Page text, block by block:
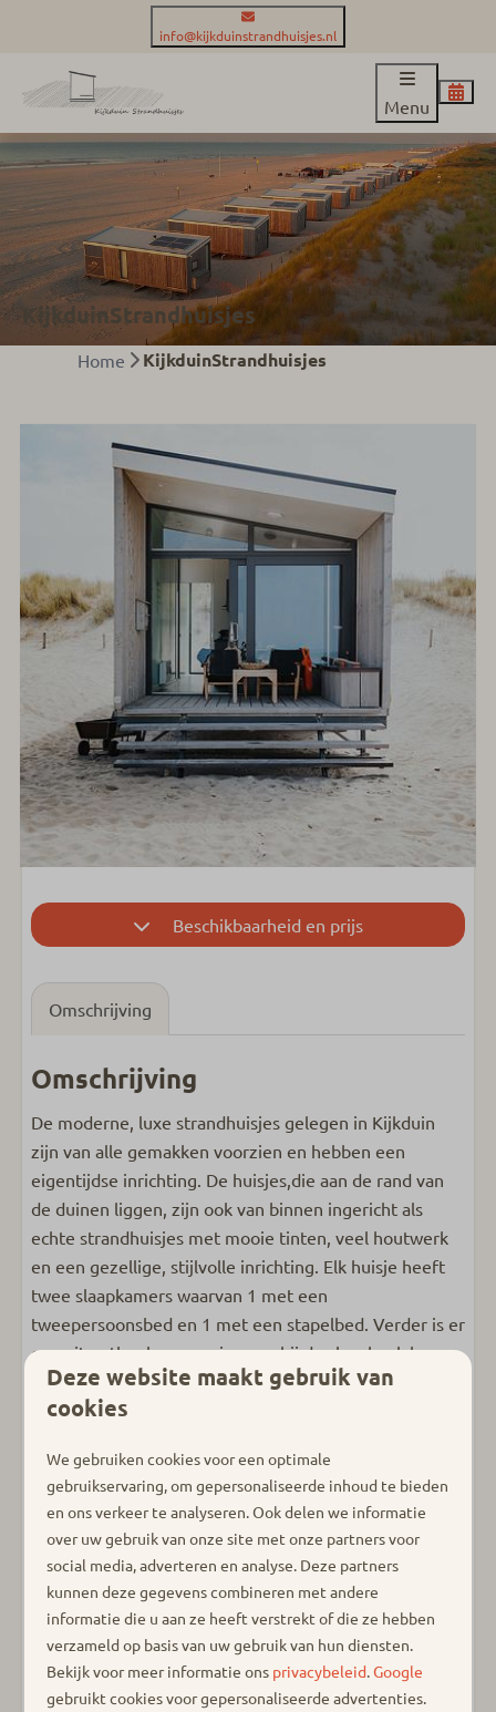
info@kijkduinstrandhuisjes.nl
Menu
KijkduinStrandhuisjes
Home KijkduinStrandhuisjes
Beschikbaarheid en prijs
Omschrijving
Omschrijving
De moderne, luxe strandhuisjes gelegen in Kijkduin
zijn van alle gemakken voorzien en hebben een
eigentijdse inrichting. De huisjes,die aan de rand van
de duinen liggen, zijn ook van binnen ingericht als
echte strandhuisjes met mooie tinten, veel houtwerk
en een gezellige, stijlvolle inrichting. Elk huisje heeft
twee slaapkamers waarvan 1 met een
tweepersoonsbed en 1 met een stapelbed. Verder is er
een zit-eethoek aanwezig, waarbij de slaapbank kan
worden gebruikt als 5e slaapplek voor een kind ( tot 12
jaar), een kitchenette en een badkamer met douche,
privacy met fantastisch vrij uitzicht op zee. De
strandhuisjes zijn te huur voor een weekend of
midweek, maar ook per week (max. 3). Parkeren is
gratis en kan op de openbare parkeerplaats, op ca. 5
minuten lopen van de strandhuisjes. Voor de bagage
kunt u, indien gewenst, een bolderkar lenen. De
strandhuisjes beschikken over zonnepanelen en wifi en
zijn verder ingericht met oa smart tv, magnetron
waterkoker en koffie-cup machine. De huisjes zijn
Deze website maakt gebruik van
cookies
We gebruiken cookies voor een optimale
gebruikservaring, om gepersonaliseerde inhoud te bieden
en ons verkeer te analyseren. Ook delen we informatie
over uw gebruik van onze site met onze partners voor
social media, adverteren en analyse. Deze partners
kunnen deze gegevens combineren met andere
informatie die u aan ze heeft verstrekt of die ze hebben
verzameld op basis van uw gebruik van hun diensten.
Bekijk voor meer informatie ons privacybeleid .Google
gebruikt cookies voor gepersonaliseerde advertenties.